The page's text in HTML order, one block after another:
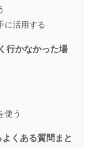
に活用する
行かなかった場
使う
くある質問まと